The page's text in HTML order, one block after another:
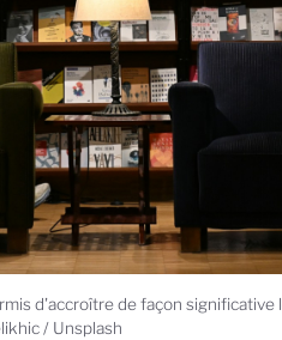
d'accroître de façon
/ Unsplash